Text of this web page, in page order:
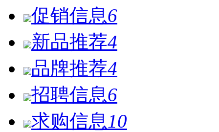
促销信息6
新品推荐4
品牌推荐4
招聘信息6
求购信息 10